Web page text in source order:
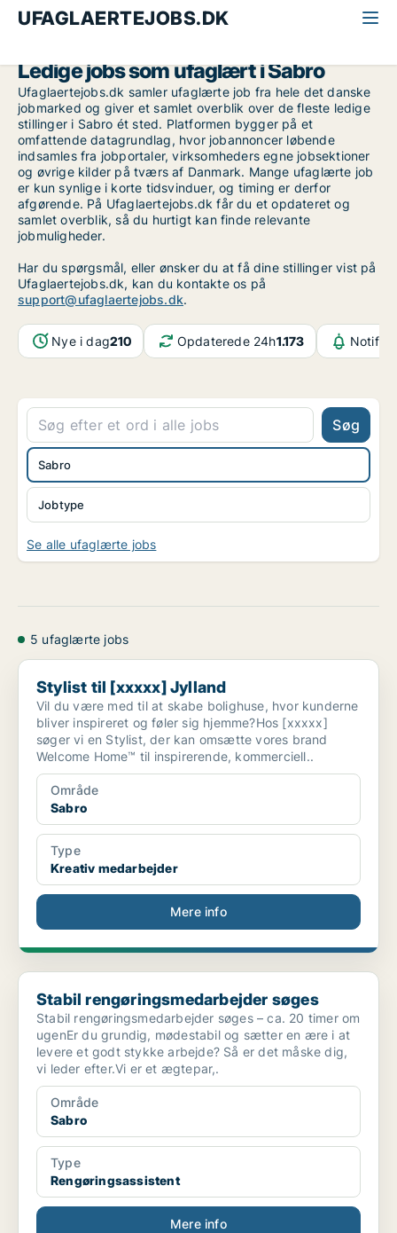
UFAGLAERTEJOBS.DK
Ledige jobs som ufaglært i Sabro
Ufaglaertejobs.dk samler ufaglærte job fra hele det danske
jobmarked og giver et samlet overblik over de fleste ledige
stillinger i Sabro ét sted. Platformen bygger på et
omfattende datagrundlag, hvor jobannoncer løbende
indsamles fra jobportaler, virksomheders egne jobsektioner
og øvrige kilder på tværs af Danmark. Mange ufaglærte job
er kun synlige i korte tidsvinduer, og timing er derfor
afgørende. På Ufaglaertejobs.dk får du et opdateret og
samlet overblik, så du hurtigt kan finde relevante
jobmuligheder.
Har du spørgsmål, eller ønsker du at få dine stillinger vist på
Ufaglaertejobs.dk, kan du kontakte os på
support@ufaglaertejobs.dk.
Nye i dag210 Opdaterede 24h1.173
Søg
Jobtype
Sabro
Se alle ufaglærte jobs
5 ufaglærte jobs
Stylist til [xxxxx] Jylland
Stylist til [xxxxx] Jylland
Vil du være med til at skabe bolighuse, hvor kunderne
bliver inspireret og føler sig hjemme?Hos [xxxxx]
søger vi en Stylist, der kan omsætte vores brand
Welcome Home™ til inspirerende, kommerciell..
Område
Sabro
Type
Kreativ medarbejder
Mere info
Stabil rengøringsmedarbejder søges
Stabil rengøringsmedarbejder søges
Stabil rengøringsmedarbejder søges – ca. 20 timer om
ugenEr du grundig, mødestabil og sætter en ære i at
levere et godt stykke arbejde? Så er det måske dig,
vi leder efter.Vi er et ægtepar,.
Område
Sabro
Type
Rengøringsassistent
Mere info